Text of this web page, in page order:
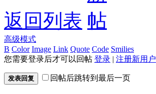
返回列表
高级模式
B Color Image Link Quote Code Smilies
您需要登录后才可以回帖 登录 | 注册新用户
发表回复 回帖后跳转到最后一页